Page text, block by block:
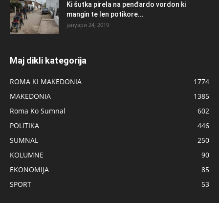
Ki šutka pirela na penđardo vordon ki
mangin te len potikore...
јануари 24, 2019
Maj dikli kategorija
ROMA KI MAKEDONIA
1774
MAKEDONIA
1385
Roma Ko Sumnal
602
POLITIKA
446
SUMNAL
250
KOLUMNE
90
EKONOMIJA
85
SPORT
53